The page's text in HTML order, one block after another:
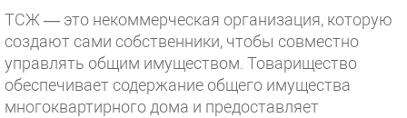
ТСЖ — это некоммерческая организация, которую
создают сами собственники, чтобы совместно
управлять общим имуществом. Товарищество
обеспечивает содержание общего имущества
многоквартирного дома и предоставляет